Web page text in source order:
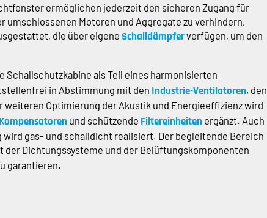
ermöglichen jederzeit den sicheren Zugang für
Motoren und Aggregate zu verhindern,
die über eigene Schalldämpferverfügen, um den
Schallschutzkabine als Teil eines harmonisierten
in Abstimmung mit den Industrie-Ventilatoren, den
weiteren Optimierung der Akustik und Energieeffizienz wird
Kompensatoren und schützende Filtereinheiten ergänzt. Auch
gas- und schalldicht realisiert. Der begleitende Bereich
Dichtungssysteme und der Belüftungskomponenten
garantieren.